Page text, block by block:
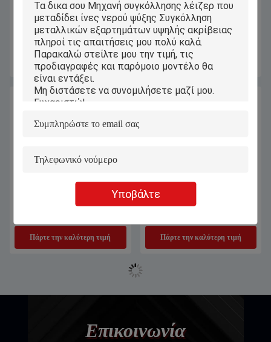
Υποβάλτε
Μηχάνημα συγκόλλησης λέιζερ
100W για βραχιόλι κοσμημάτων με
υδρόψυξη
Πάρτε την καλύτερη τιμή
Μηχανή συγκόλλησης με χρυσό
ασήμι 100w 150w με μικροσκόπιο
κοσμημάτων
Πάρτε την καλύτερη τιμή
ανοξείδωτο χάλυβα αλουμίνιο
συγκόλληση σημείο συγκόλληση
μηχανήΠάρτε την καλύτερη τιμή
Διαφημιστική επιστολή
εξοπλισμός μηχανής συγκόλλησης
χαρακτήρα LED
Πάρτε την καλύτερη τιμή
Επικοινωνία